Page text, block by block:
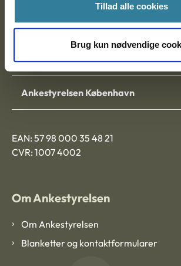
Tillad alle cookies
Brug kun nødvendige
Ankestyrelsen Aalborg
Ankestyrelsen København
EAN: 57 98 000 35 48 21
CVR: 1007 4002
Om Ankestyrelsen
Om Ankestyrelsen
Blanketter og kontaktformularer